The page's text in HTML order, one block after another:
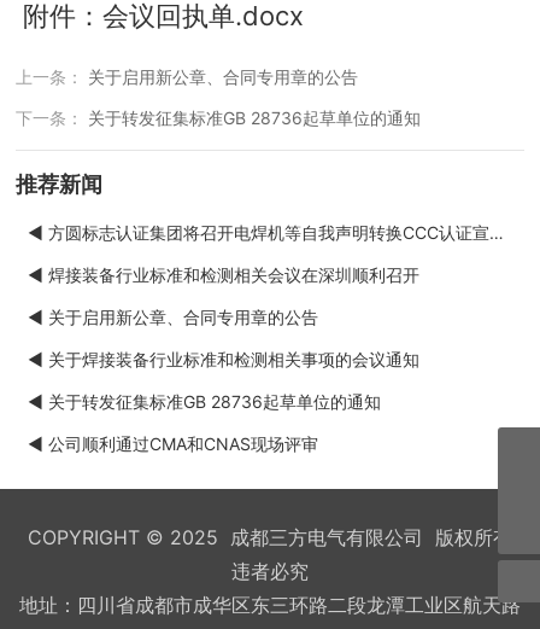
附件：会议回执单.docx
上一条：
关于启用新公章、合同专用章的公告
下一条：
关于转发征集标准GB 28736起草单位的通知
推荐新闻
◀ 方圆标志认证集团将召开电焊机等自我声明转换CCC认证宣贯
会
◀ 焊接装备行业标准和检测相关会议在深圳顺利召开
◀ 关于启用新公章、合同专用章的公告
◀ 关于焊接装备行业标准和检测相关事项的会议通知
◀ 关于转发征集标准GB 28736起草单位的通知
◀ 公司顺利通过CMA和CNAS现场评审
COPYRIGHT © 2025 成都三方电气有限公司 版权所有
违者必究
地址：四川省成都市成华区东三环路二段龙潭工业区航天路